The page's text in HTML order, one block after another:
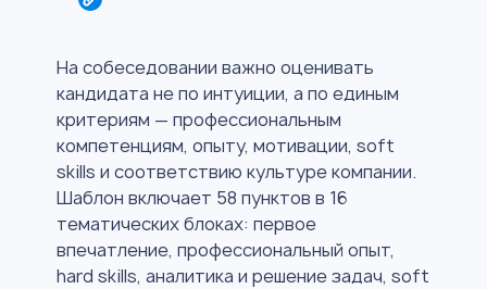
На собеседовании важно оценивать
кандидата не по интуиции, а по единым
критериям — профессиональным
компетенциям, опыту, мотивации, soft
skills и соответствию культуре компании.
Шаблон включает 58 пунктов в 16
тематических блоках: первое
впечатление, профессиональный опыт,
hard skills, аналитика и решение задач, soft